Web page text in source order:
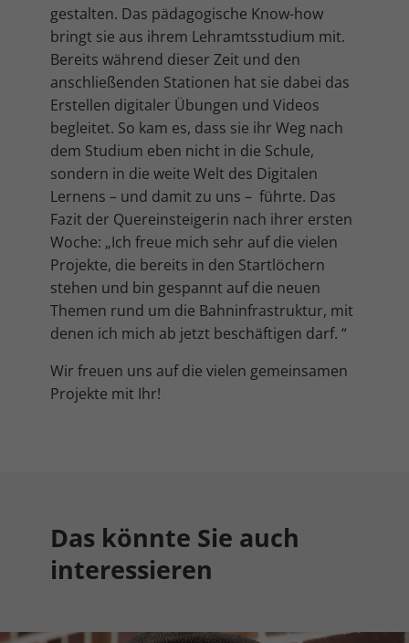
gestalten. Das pädagogische Know-how
bringt sie aus ihrem Lehramtsstudium mit.
Bereits während dieser Zeit und den
anschließenden Stationen hat sie dabei das
Erstellen digitaler Übungen und Videos
begleitet. So kam es, dass sie ihr Weg nach
dem Studium eben nicht in die Schule,
sondern in die weite Welt des Digitalen
Lernens – und damit zu uns – führte. Das
Fazit der Quereinsteigerin nach ihrer ersten
Woche: „Ich freue mich sehr auf die vielen
Projekte, die bereits in den Startlöchern
stehen und bin gespannt auf die neuen
Themen rund um die Bahninfrastruktur, mit
denen ich mich ab jetzt beschäftigen darf. “
Wir freuen uns auf die vielen gemeinsamen
Projekte mit Ihr!
Das könnte Sie auch
interessieren
Cookie-Informationen anzeigen
Marketing (4)
Marketing-Cookies werden von Drittanbietern oder Publishern
verwendet, um personalisierte Werbung anzuzeigen. Sie tun dies, indem
sie Besucher über Websites hinweg verfolgen.
Cookie-Informationen anzeigen
Externe Medien (5)
Inhalte von Videoplattformen und Social-Media-Plattformen werden
standardmäßig blockiert. Wenn Cookies von externen Medien akzeptiert
werden, bedarf der Zugriff auf diese Inhalte keiner manuellen
Einwilligung mehr.
Cookie-Informationen anzeigen